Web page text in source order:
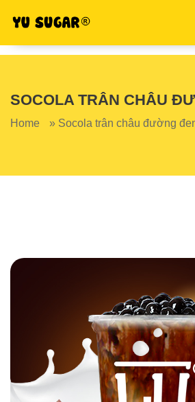
SOCOLA TRÂN CHÂU
Home » Socola trân châu đường